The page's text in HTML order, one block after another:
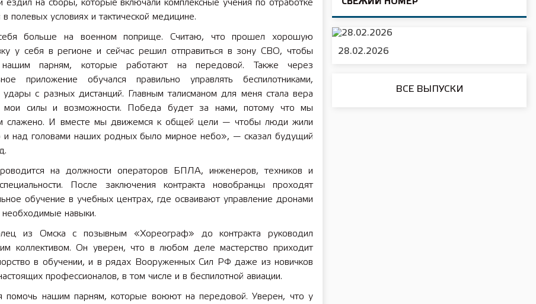
ездил на сборы, которые включали комплексные учения по отработке
в полевых условиях и тактической медицине.
больше на военном поприще. Считаю, что прошел хорошую
у себя в регионе и сейчас решил отправиться в зону СВО, чтобы
парням, которые работают на передовой. Также через
приложение обучался правильно управлять беспилотниками,
удары с разных дистанций. Главным талисманом для меня стала вера
мои силы и возможности. Победа будет за нами, потому что мы
слажено. И вместе мы движемся к общей цели — чтобы люди жили
и над головами наших родных было мирное небо», — сказал будущий
на должности операторов БПЛА, инженеров, техников и
После заключения контракта новобранцы проходят
обучение в учебных центрах, где осваивают управление дронами
необходимые навыки.
из Омска с позывным «Хореограф» до контракта руководил
коллективом. Он уверен, что в любом деле мастерство приходит
в обучении, и в рядах Вооруженных Сил РФ даже из новичков
профессионалов, в том числе и в беспилотной авиации.
помочь нашим парням, которые воюют на передовой. Уверен, что у
СВЕЖИЙ НОМЕР
28.02.2026
ВСЕ ВЫПУСКИ